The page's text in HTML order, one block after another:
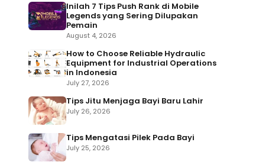
Inilah 7 Tips Push Rank di Mobile
Legends yang Sering Dilupakan
Pemain
August 4, 2026
How to Choose Reliable Hydraulic
Equipment for Industrial Operations
in Indonesia
July 27, 2026
Tips Jitu Menjaga Bayi Baru Lahir
July 26, 2026
Tips Mengatasi Pilek Pada Bayi
July 25, 2026